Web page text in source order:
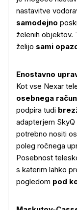
nastavitve
samodejno
želenih objektov.
želijo sami
Enostavno
Kot vse Nexar
osebnega
podpira tudi
adapterjem SkyQ
potrebno nositi
poleg ročnega
Posebnost
s katerim lahko
pogledom pod